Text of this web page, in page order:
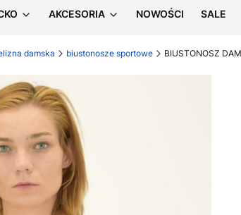
AKCESORIA NOWOŚCI SALE
damska biustonosze sportowe BIUSTONOSZ